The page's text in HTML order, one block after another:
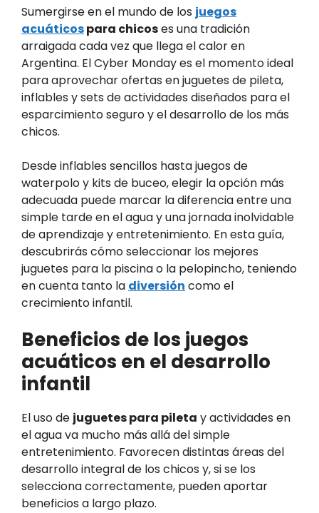
Sumergirse en el mundo de los juegos
acuáticospara chicoses una tradición
arraigada cada vez que llega el calor en
Argentina. El Cyber Monday es el momento ideal
para aprovechar ofertas en juguetes de pileta,
inflables y sets de actividades diseñados para el
esparcimiento seguro y el desarrollo de los más
chicos.
Desde inflables sencillos hasta juegos de
waterpolo y kits de buceo, elegir la opción más
adecuada puede marcar la diferencia entre una
simple tarde en el agua y una jornada inolvidable
de aprendizaje y entretenimiento. En esta guía,
descubrirás cómo seleccionar los mejores
juguetes para la piscina o la pelopincho, teniendo
en cuenta tanto la diversión como el
crecimiento infantil.
Beneficios de los juegos
acuáticos en el desarrollo
infantil
El uso de juguetes para pileta y actividades en
el agua va mucho más allá del simple
entretenimiento. Favorecen distintas áreas del
desarrollo integral de los chicos y, si se los
selecciona correctamente, pueden aportar
beneficios a largo plazo.